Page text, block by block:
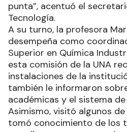
punta”, acentuó el
Tecnología.
A su turno, la profesora
desempeña como
Superior en Química
esta comisión de la UNA
instalaciones de la
también le informaron
académicas y el sistema de
Asimismo, visitó algunos
tomó conocimiento de los